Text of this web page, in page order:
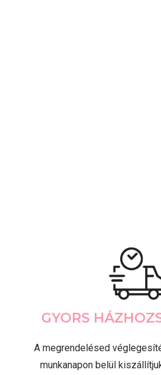
GYORS
A megrendelésed
munkanapon belül